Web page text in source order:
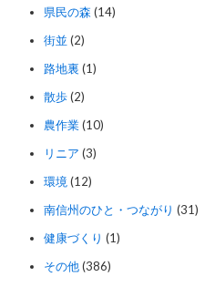
県民の森 (14)
街並 (2)
路地裏 (1)
散歩(2)
農作業(10)
リニア (3)
環境 (12)
南信州のひと・つながり (31)
健康づくり (1)
その他(386)